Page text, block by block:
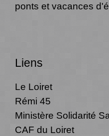
ponts et vacances
Liens
Le Loiret
Rémi 45
Ministère Solidarité
CAF du Loiret